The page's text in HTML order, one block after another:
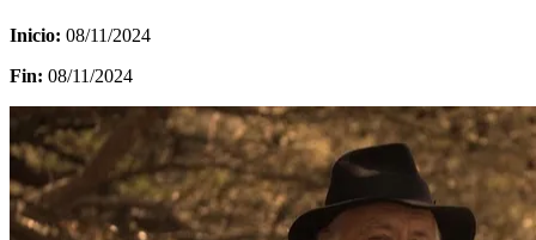
Inicio: 08/11/2024
Fin: 08/11/2024